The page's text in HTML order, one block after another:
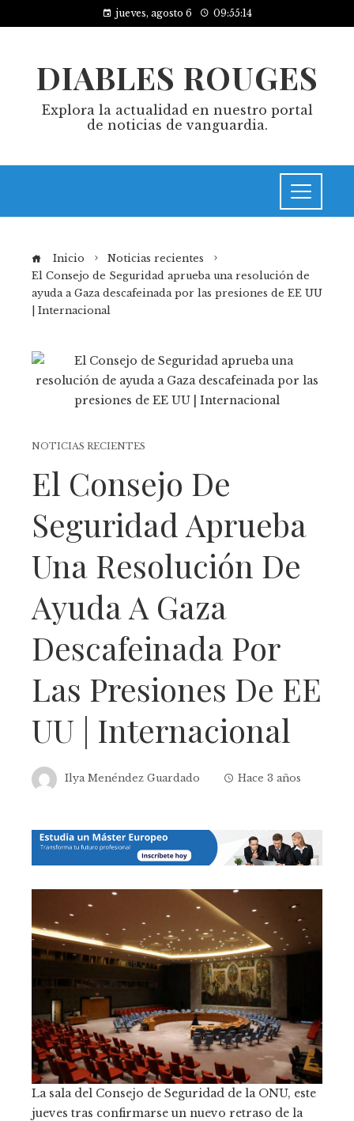
jueves, agosto 6 09:55:15
DIABLES ROUGES
Explora la actualidad en nuestro portal
de noticias de vanguardia.
Inicio
Noticias recientes
El Consejo de Seguridad aprueba una resolución de
ayuda a Gaza descafeinada por las presiones de EE UU
| Internacional
NOTICIAS RECIENTES
El Consejo De
Seguridad Aprueba
Una Resolución De
Ayuda A Gaza
Descafeinada Por
Las Presiones De EE
UU | Internacional
Ilya Menéndez Guardado Hace 3 años
La sala del Consejo de Seguridad de la ONU, este
jueves tras confirmarse un nuevo retraso de la